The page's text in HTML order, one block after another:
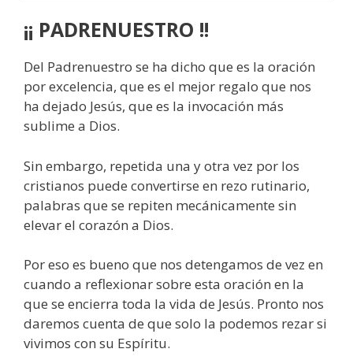
¡¡ PADRENUESTRO !!
Del Padrenuestro se ha dicho que es la oración
por excelencia, que es el mejor regalo que nos
ha dejado Jesús, que es la invocación más
sublime a Dios.
Sin embargo, repetida una y otra vez por los
cristianos puede convertirse en rezo rutinario,
palabras que se repiten mecá­nicamente sin
elevar el corazón a Dios.
Por eso es bueno que nos detengamos de vez en
cuando a re­flexionar sobre esta oración en la
que se encierra toda la vida de Jesús. Pronto nos
daremos cuenta de que solo la podemos rezar si
vivimos con su Espíritu.